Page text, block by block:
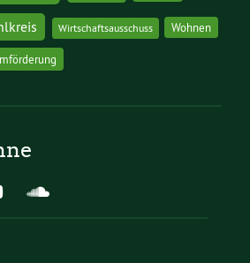
Wirtschaftsausschuss Wohnen